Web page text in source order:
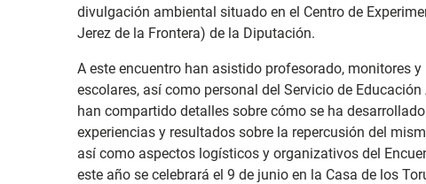
divulgación ambiental situado en el Centro de
Jerez de la Frontera) de la Diputación.
A este encuentro han asistido profesorado, monitores
escolares, así como personal del Servicio de
han compartido detalles sobre cómo se ha
experiencias y resultados sobre la repercusión del
así como aspectos logísticos y organizativos del
este año se celebrará el 9 de junio en la Casa de los